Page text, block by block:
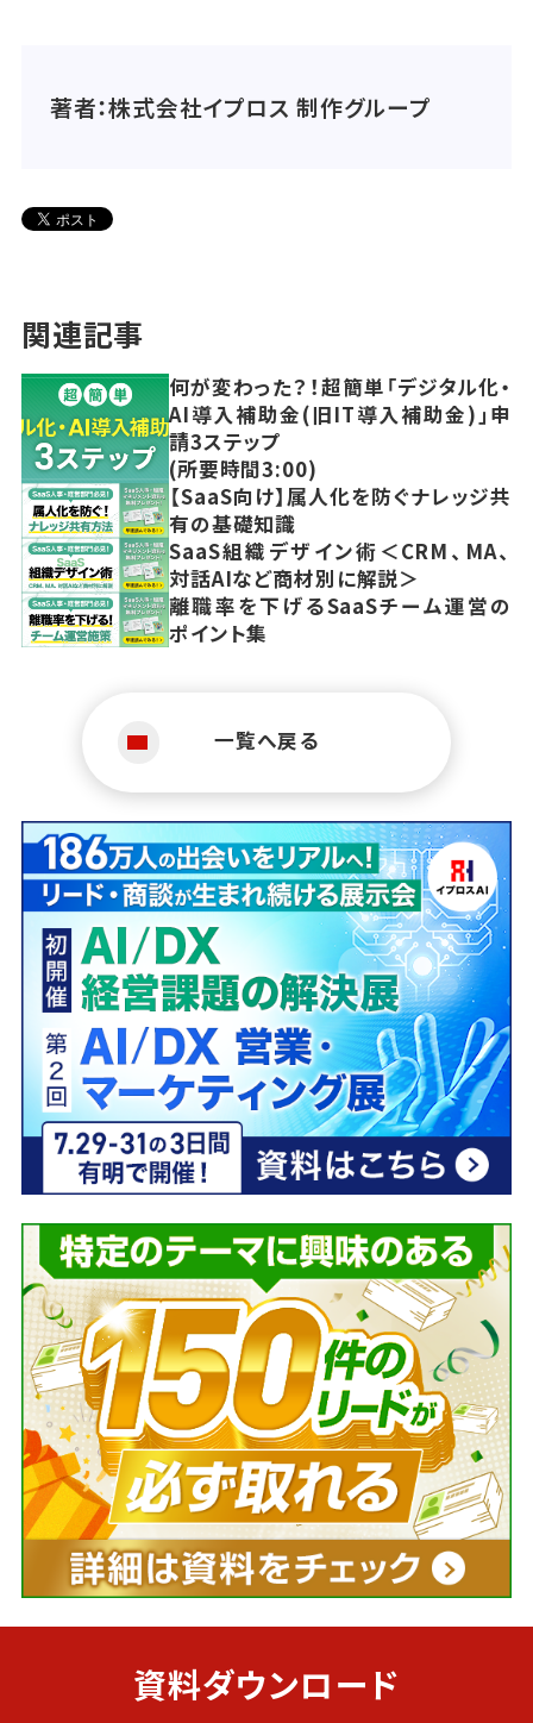
著者：株式会社イプロス 制作グループ
関連記事
何が変わった？！超簡単「デジタル化・
AI導入補助金(旧IT導入補助金)」申
請3ステップ
(所要時間3:00)
【SaaS向け】属人化を防ぐナレッジ共
有の基礎知識
SaaS組織デザイン術＜CRM、MA、
対話AIなど商材別に解説＞
離職率を下げるSaaSチーム運営の
ポイント集
一覧へ戻る
資料ダウンロード